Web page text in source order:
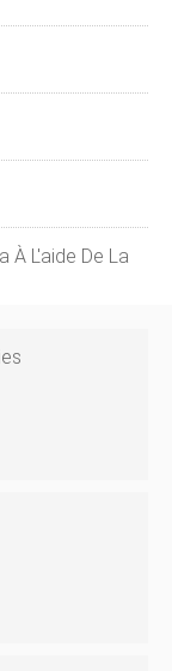
À L'aide De La